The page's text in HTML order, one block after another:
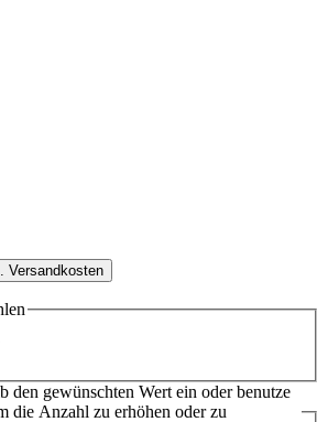
Versandkosten
den gewünschten Wert ein oder benutze
die Anzahl zu erhöhen oder zu